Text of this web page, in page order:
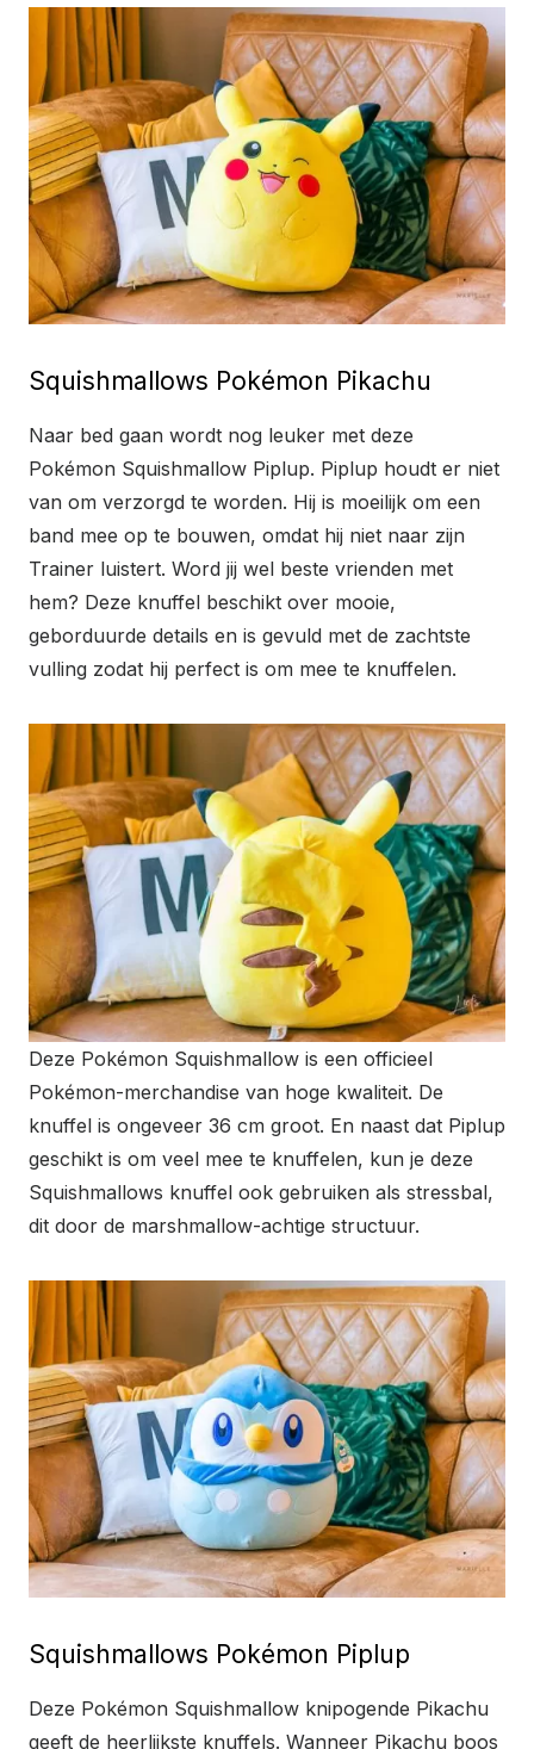
Squishmallows Pokémon Pikachu
Naar bed gaan wordt nog leuker met deze
Pokémon Squishmallow Piplup. Piplup houdt er niet
van om verzorgd te worden. Hij is moeilijk om een
band mee op te bouwen, omdat hij niet naar zijn
Trainer luistert. Word jij wel beste vrienden met
hem? Deze knuffel beschikt over mooie,
geborduurde details en is gevuld met de zachtste
vulling zodat hij perfect is om mee te knuffelen.
Deze Pokémon Squishmallow is een officieel
Pokémon-merchandise van hoge kwaliteit. De
knuffel is ongeveer 36 cm groot. En naast dat Piplup
geschikt is om veel mee te knuffelen, kun je deze
Squishmallows knuffel ook gebruiken als stressbal,
dit door de marshmallow-achtige structuur.
Squishmallows Pokémon Piplup
Deze Pokémon Squishmallow knipogende Pikachu
geeft de heerlijkste knuffels. Wanneer Pikachu boos